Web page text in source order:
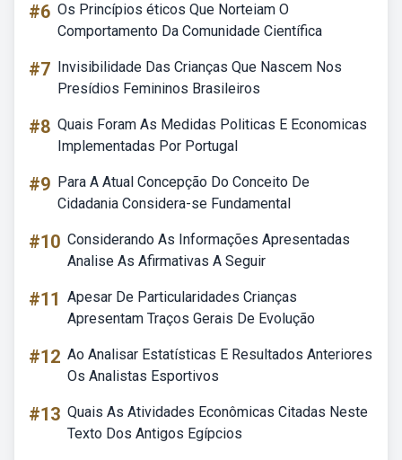
#6 Os Princípios éticos Que Norteiam O
Comportamento Da Comunidade Científica
#7 Invisibilidade Das Crianças Que Nascem Nos
Presídios Femininos Brasileiros
#8 Quais Foram As Medidas Politicas E Economicas
Implementadas Por Portugal
#9 Para A Atual Concepção Do Conceito De
Cidadania Considera-se Fundamental
#10 Considerando As Informações Apresentadas
Analise As Afirmativas A Seguir
#11 Apesar De Particularidades Crianças
Apresentam Traços Gerais De Evolução
#12 Ao Analisar Estatísticas E Resultados Anteriores
Os Analistas Esportivos
#13 Quais As Atividades Econômicas Citadas Neste
Texto Dos Antigos Egípcios